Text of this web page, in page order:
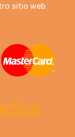
sitio web.